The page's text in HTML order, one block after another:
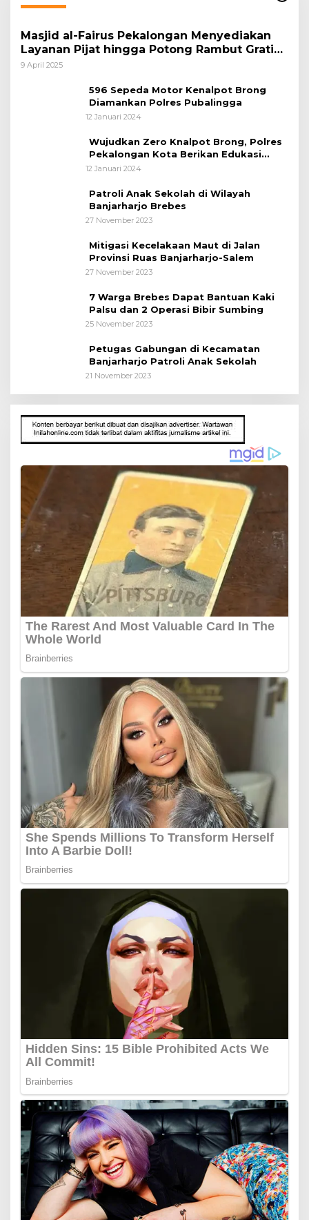
Masjid al-Fairus Pekalongan Menyediakan
Layanan Pijat hingga Potong Rambut Gratis
bagi Pemudik Lebaran 2025
9 April 2025
596 Sepeda Motor Kenalpot Brong
Diamankan Polres Pubalingga
12 Januari 2024
Wujudkan Zero Knalpot Brong, Polres
Pekalongan Kota Berikan Edukasi
Kepada Pelajar
12 Januari 2024
Patroli Anak Sekolah di Wilayah
Banjarharjo Brebes
27 November 2023
Mitigasi Kecelakaan Maut di Jalan
Provinsi Ruas Banjarharjo-Salem
27 November 2023
7 Warga Brebes Dapat Bantuan Kaki
Palsu dan 2 Operasi Bibir Sumbing
25 November 2023
Petugas Gabungan di Kecamatan
Banjarharjo Patroli Anak Sekolah
21 November 2023